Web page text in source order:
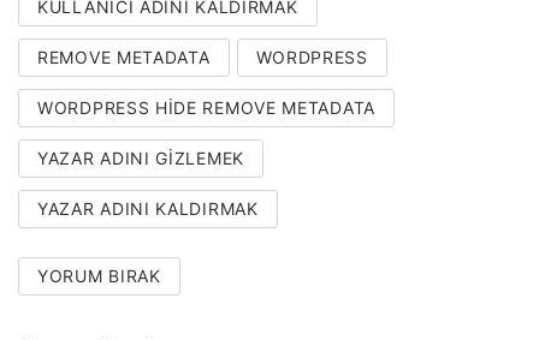
KULLANICI ADINI KALDIRMAK
REMOVE METADATA WORDPRESS
WORDPRESS HIDE REMOVE METADATA
YAZAR ADINI GIZLEMEK
YAZAR ADINI KALDIRMAK
YORUM BIRAK